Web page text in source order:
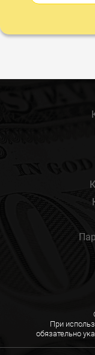
При
обязательно